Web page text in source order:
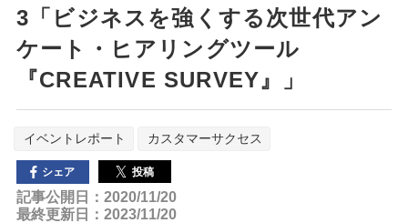
3「ビジネスを強くする次世代アン
ケート・ヒアリングツール
『CREATIVE SURVEY』」
イベントレポート カスタマーサクセス
シェア 投稿
記事公開日：2020/11/20
最終更新日：2023/11/20